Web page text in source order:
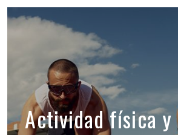
Actividad física